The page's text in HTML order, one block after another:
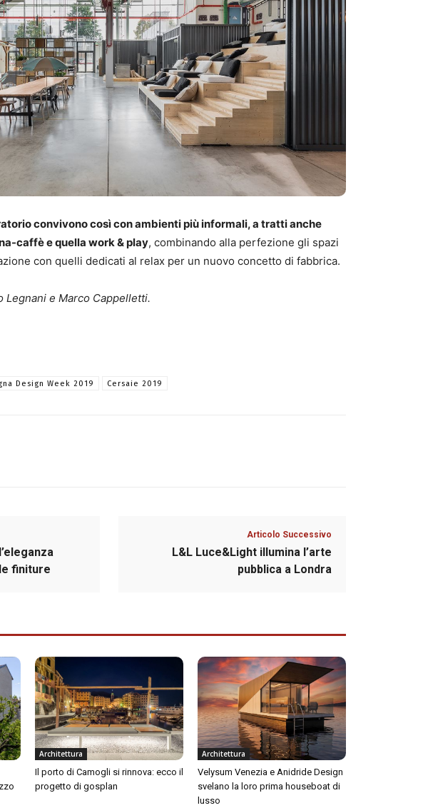
convivono così con ambienti più informali, a tratti anche
caffè e quella work & play, combinando alla perfezione gli spazi
con quelli dedicati al relax per un nuovo concetto di fabbrica.
Legnani e Marco Cappelletti.
Design Week 2019 Cersaie 2019
finiture
Articolo Successivo
L&L Luce&Light illumina l’arte
pubblica a Londra
Architettura
Il porto di Camogli si rinnova: ecco il
progetto di gosplan
Architettura
Velysum Venezia e Anidride Design
svelano la loro prima houseboat di
lusso